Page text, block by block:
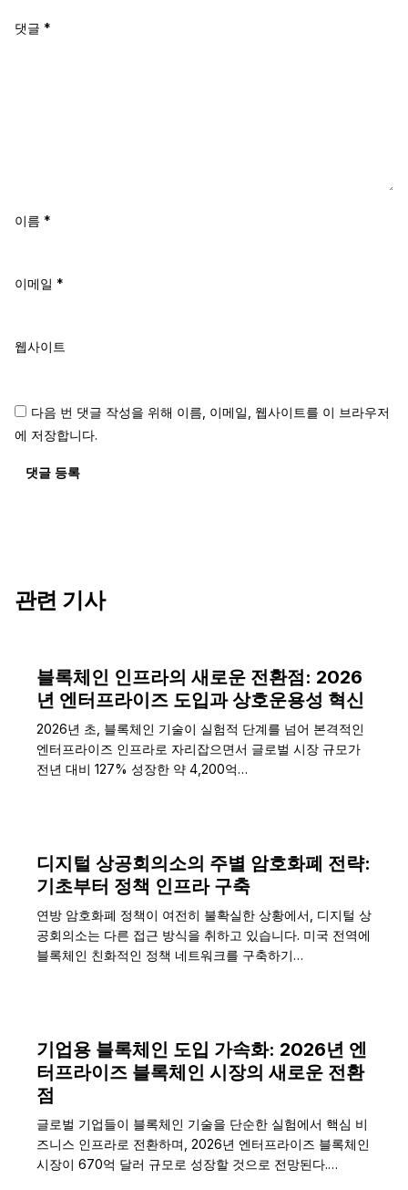
댓글 *
이름 *
이메일 *
웹사이트
다음 번 댓글 작성을 위해 이름, 이메일, 웹사이트를 이 브라우저
에 저장합니다.
댓글 등록
관련 기사
블록체인 인프라의 새로운 전환점: 2026
년 엔터프라이즈 도입과 상호운용성 혁신
2026년 초, 블록체인 기술이 실험적 단계를 넘어 본격적인
엔터프라이즈 인프라로 자리잡으면서 글로벌 시장 규모가
전년 대비 127% 성장한 약 4,200억…
디지털 상공회의소의 주별 암호화폐 전략:
기초부터 정책 인프라 구축
연방 암호화폐 정책이 여전히 불확실한 상황에서, 디지털 상
공회의소는 다른 접근 방식을 취하고 있습니다. 미국 전역에
블록체인 친화적인 정책 네트워크를 구축하기…
기업용 블록체인 도입 가속화: 2026년 엔
터프라이즈 블록체인 시장의 새로운 전환
점
글로벌 기업들이 블록체인 기술을 단순한 실험에서 핵심 비
즈니스 인프라로 전환하며, 2026년 엔터프라이즈 블록체인
시장이 670억 달러 규모로 성장할 것으로 전망된다.…